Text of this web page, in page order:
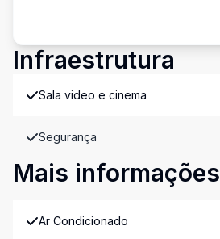
Infraestrutura
Sala video e cinema
Segurança
Mais informações
Ar Condicionado